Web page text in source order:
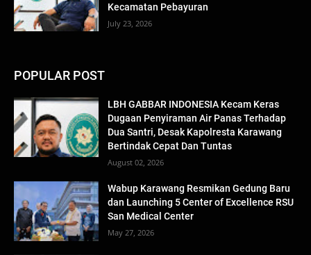
Kecamatan Pebayuran
July 23, 2026
POPULAR POST
LBH GABBAR INDONESIA Kecam Keras
Dugaan Penyiraman Air Panas Terhadap
Dua Santri, Desak Kapolresta Karawang
Bertindak Cepat Dan Tuntas
August 02, 2026
Wabup Karawang Resmikan Gedung Baru
dan Launching 5 Center of Excellence RSU
San Medical Center
May 27, 2026